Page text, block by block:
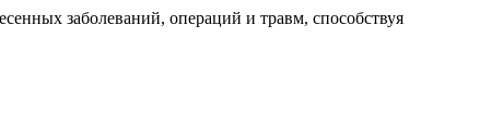
заболеваний, операций и травм, способствуя